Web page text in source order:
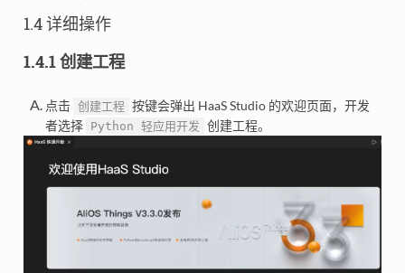
1.4 详细操作
1.4.1 创建工程
点击 创建工程 按键会弹出 HaaS Studio 的欢迎页面，开发
者选择 Python 轻应用开发 创建工程。